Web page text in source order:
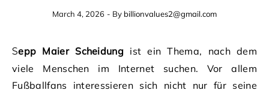
March 4, 2026 - By billionvalues2@gmail.com
Sepp Maier Scheidung ist ein Thema, nach dem
viele Menschen im Internet suchen. Vor allem
Fußballfans interessieren sich nicht nur für seine